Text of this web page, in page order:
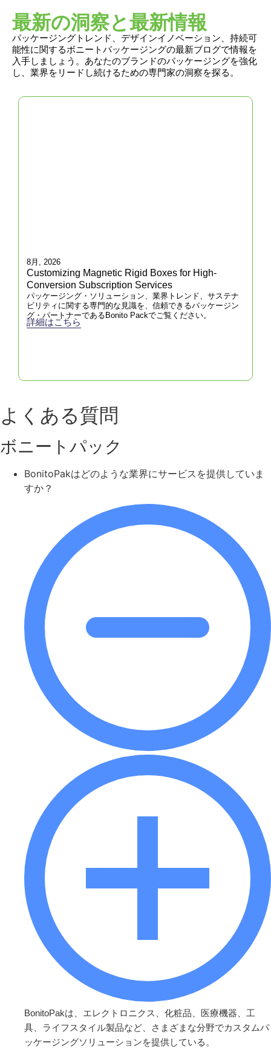
最新の洞察と最新情報
パッケージングトレンド、デザインイノベーション、持続可
能性に関するボニートパッケージングの最新ブログで情報を
入手しましょう。あなたのブランドのパッケージングを強化
し、業界をリードし続けるための専門家の洞察を探る。
8月, 2026
Customizing Magnetic Rigid Boxes for High-
Conversion Subscription Services
パッケージング・ソリューション、業界トレンド、サステナ
ビリティに関する専門的な見識を、信頼できるパッケージン
グ・パートナーであるBonito Packでご覧ください。
詳細はこちら
よくある質問
ボニートパック
BonitoPakはどのような業界にサービスを提供していま
すか？
BonitoPakは、エレクトロニクス、化粧品、医療機器、工
具、ライフスタイル製品など、さまざまな分野でカスタムパ
ッケージングソリューションを提供している。